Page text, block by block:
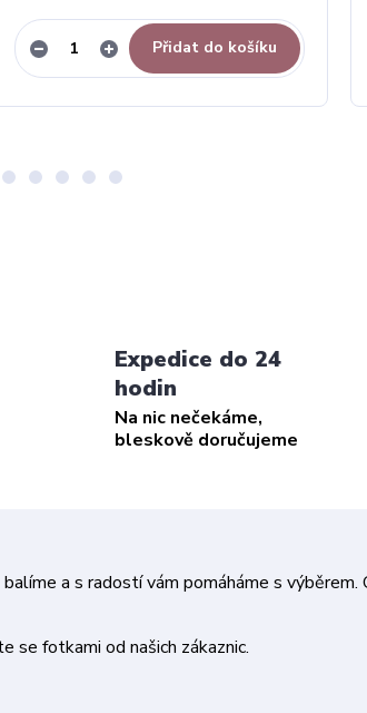
Přidat do košíku
Expedice do 24
hodin
Na nic nečekáme,
bleskově doručujeme
a s radostí vám pomáháme s
se fotkami od našich zákaznic.